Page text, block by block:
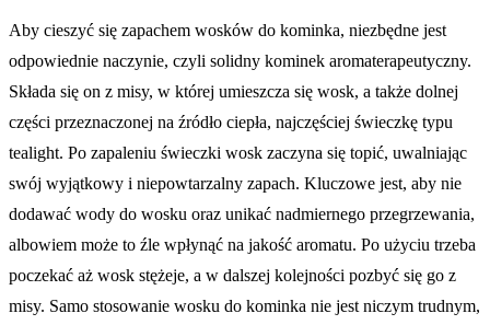
Aby cieszyć się zapachem wosków do kominka, niezbędne jest
odpowiednie naczynie, czyli solidny kominek aromaterapeutyczny.
Składa się on z misy, w której umieszcza się wosk, a także dolnej
części przeznaczonej na źródło ciepła, najczęściej świeczkę typu
tealight. Po zapaleniu świeczki wosk zaczyna się topić, uwalniając
swój wyjątkowy i niepowtarzalny zapach. Kluczowe jest, aby nie
dodawać wody do wosku oraz unikać nadmiernego przegrzewania,
albowiem może to źle wpłynąć na jakość aromatu. Po użyciu trzeba
poczekać aż wosk stężeje, a w dalszej kolejności pozbyć się go z
misy. Samo stosowanie wosku do kominka nie jest niczym trudnym,